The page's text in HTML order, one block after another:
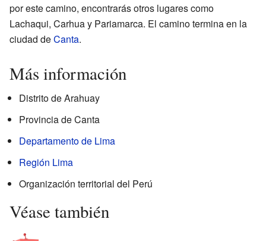
por este camino, encontrarás otros lugares como
Lachaqui, Carhua y Pariamarca. El camino termina en la
ciudad deCanta.
Más información
Distrito de Arahuay
Provincia de Canta
Departamento de Lima
Región Lima
Organización territorial del Perú
Véase también